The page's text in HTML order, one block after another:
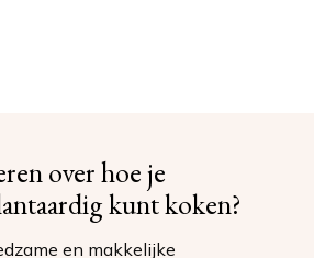
over hoe je
kunt koken?
en makkelijke